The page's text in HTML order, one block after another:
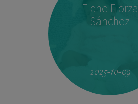
Elene Elorza
Sánchez
2025-10-09